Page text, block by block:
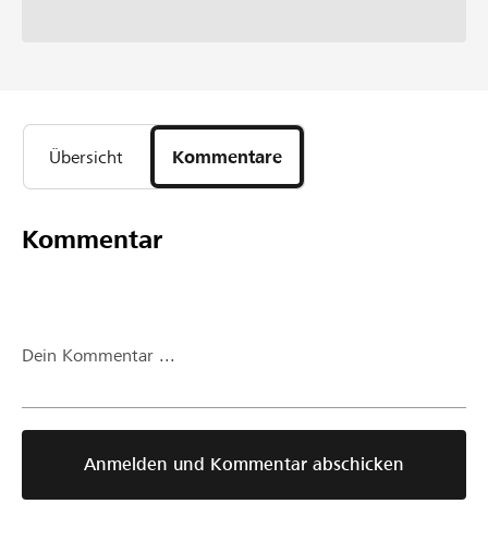
Übersicht Kommentare
Kommentar
Dein Kommentar ...
Anmelden und Kommentar abschicken